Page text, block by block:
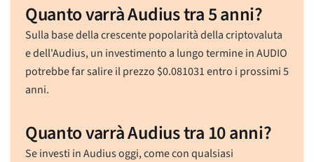
Quanto varrà Audius tra 5 anni?
Sulla base della crescente popolarità della criptovaluta
e dell'Audius, un investimento a lungo termine in AUDIO
potrebbe far salire il prezzo $0.081031entro i prossimi 5
anni.
Quanto varrà Audius tra 10 anni?
Se investi in Audius oggi, come con qualsiasi